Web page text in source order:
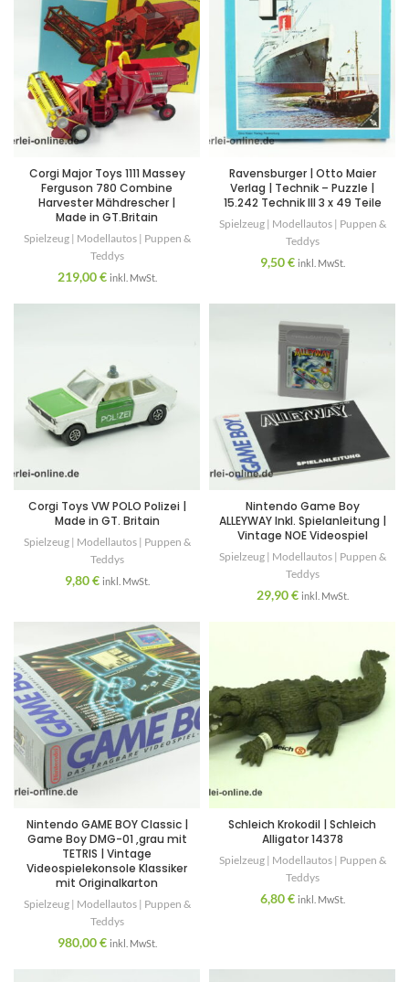
Corgi Major Toys 1111 Massey
Ferguson 780 Combine
Harvester Mähdrescher |
Made in GT.Britain
Spielzeug | Modellautos | Puppen &
Teddys
219,00€ inkl. MwSt.
Ravensburger | Otto Maier
Verlag | Technik – Puzzle |
15.242 Technik III 3 x 49 Teile
Spielzeug | Modellautos | Puppen &
Teddys
9,50€ inkl. MwSt.
Corgi Toys VW POLO Polizei |
Made in GT. Britain
Spielzeug | Modellautos | Puppen &
Teddys
9,80€ inkl. MwSt.
Nintendo Game Boy
ALLEYWAY Inkl. Spielanleitung |
Vintage NOE Videospiel
Spielzeug | Modellautos | Puppen &
Teddys
29,90€ inkl. MwSt.
Nintendo GAME BOY Classic |
Game Boy DMG-01 ,grau mit
TETRIS | Vintage
Videospielekonsole Klassiker
mit Originalkarton
Spielzeug | Modellautos | Puppen &
Teddys
980,00€ inkl. MwSt.
Schleich Krokodil | Schleich
Alligator 14378
Spielzeug | Modellautos | Puppen &
Teddys
6,80€ inkl. MwSt.